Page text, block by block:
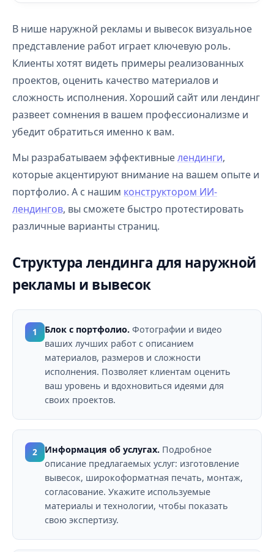
В нише наружной рекламы и вывесок визуальное
представление работ играет ключевую роль.
Клиенты хотят видеть примеры реализованных
проектов, оценить качество материалов и
сложность исполнения. Хороший сайт или лендинг
развеет сомнения в вашем профессионализме и
убедит обратиться именно к вам.
Мы разрабатываем эффективныелендинги,
которые акцентируют внимание на вашем опыте и
портфолио. А с нашим конструктором ИИ-
лендингов, вы сможете быстро протестировать
различные варианты страниц.
Структура лендинга для наружной
рекламы и вывесок
1 Блок с портфолио. Фотографии и видео
ваших лучших работ с описанием
материалов, размеров и сложности
исполнения. Позволяет клиентам оценить
ваш уровень и вдохновиться идеями для
своих проектов.
2 Информация об услугах. Подробное
описание предлагаемых услуг: изготовление
вывесок, широкоформатная печать, монтаж,
согласование. Укажите используемые
материалы и технологии, чтобы показать
свою экспертизу.